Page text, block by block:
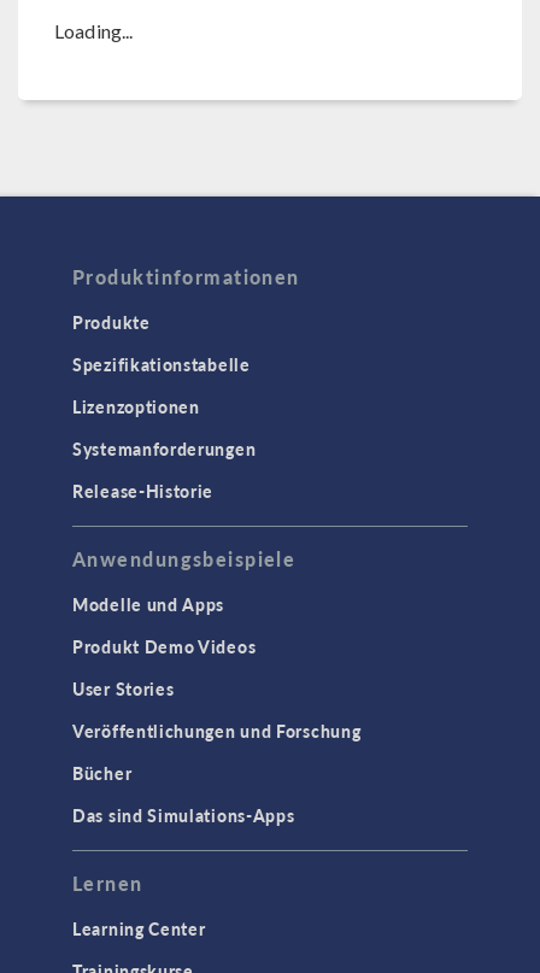
Loading...
Produktinformationen
Produkte
Spezifikationstabelle
Lizenzoptionen
Systemanforderungen
Release-Historie
Anwendungsbeispiele
Modelle und Apps
Produkt Demo Videos
User Stories
Veröffentlichungen und Forschung
Bücher
Das sind Simulations-Apps
Lernen
Learning Center